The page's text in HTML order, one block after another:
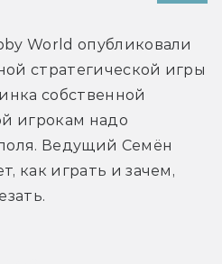
World опубликовали
стратегической игры
собственной
игрокам надо
Ведущий Семён
как играть и зачем,